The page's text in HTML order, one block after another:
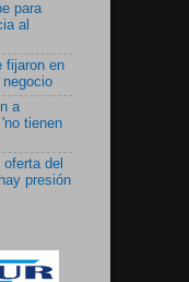
para
al
fijaron en
a
tienen
del
presión